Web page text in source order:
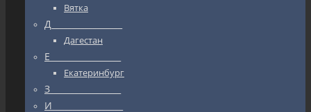
Вятка
Д_________________
Дагестан
Е_________________
Екатеринбург
З_________________
И_________________